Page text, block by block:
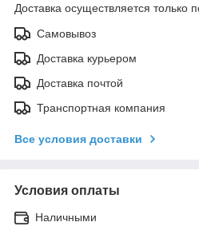
Доставка осуществляется только
Самовывоз
Доставка курьером
Доставка почтой
Транспортная компания
Все условия доставки
Условия оплаты
Наличными